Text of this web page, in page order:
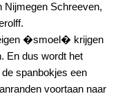
Schreeven,
�smoel� krijgen
En dus wordt het
spanbokjes een
voortaan naar